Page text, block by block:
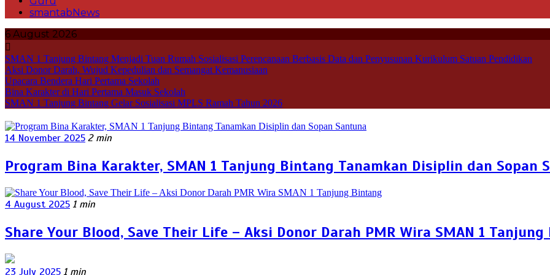
smantabNews
6 August 2026
SMAN 1 Tanjung Bintang Menjadi Tuan Rumah Sosialisasi Perencanaan Berbasis Data dan Penyusunan Kurikulum Satuan Pendidikan
Aksi Donor Darah, Wujud Kepedulian dan Semangat Kemanusiaan
Upacara Bendera Hari Pertama Sekolah
Bina Karakter di Hari Pertama Masuk Sekolah
SMAN 1 Tanjung Bintang Gelar Sosialisasi MPLS Ramah Tahun 2026
14 November 2025 2 min
Program Bina Karakter, SMAN 1 Tanjung Bintang Tanamkan Disiplin dan Sopan
4 August 2025 1 min
Share Your Blood, Save Their Life – Aksi Donor Darah PMR Wira SMAN 1
23 July 2025 1 min